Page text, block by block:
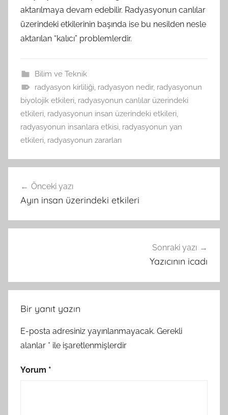
aktarılmaya devam edebilir. Radyasyonun canlılar
üzerindeki etkilerinin başında ise bu nesilden nesle
aktarılan “kalıcı” problemlerdir.
Bilim ve Teknik
radyasyon kirliliği, radyasyon nedir, radyasyonun
biyolojik etkileri, radyasyonun canlılar üzerindeki
etkileri, radyasyonun insan üzerindeki etkileri,
radyasyonun insanlara etkisi, radyasyonun yan
etkileri, radyasyonun zararları
gezinmesi
Önceki yazı
Ayın insan üzerindeki etkileri
Sonraki yazı
Yazıcının icadı
Bir yanıt yazın
E-posta adresiniz yayınlanmayacak. Gerekli
alanlar * ile işaretlenmişlerdir
Yorum *